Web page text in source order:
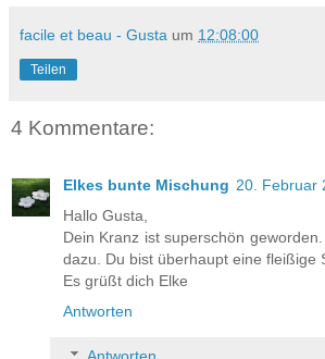
facile et beau - Gusta um 12:08:00
Teilen
4 Kommentare:
Elkes bunte Mischung 20. Februar
Hallo Gusta,
Dein Kranz ist superschön
dazu. Du bist überhaupt eine fleißige
Es grüßt dich Elke
Antworten